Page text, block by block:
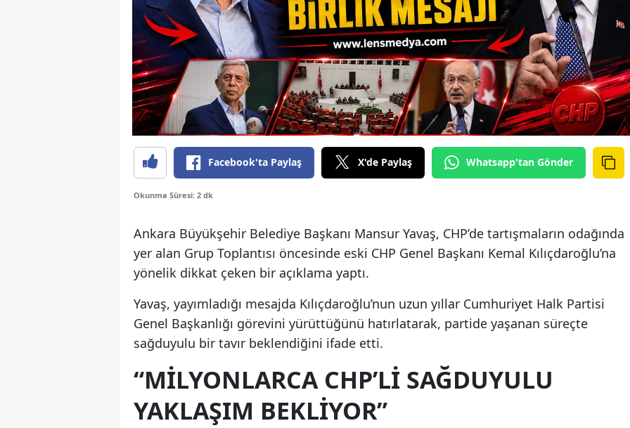
Facebook'ta Paylaş X'de Paylaş Whatsapp'tan Gönder
Okunma Süresi: 2 dk
Ankara Büyükşehir Belediye Başkanı Mansur Yavaş, CHP’de tartışmaların odağında
yer alan Grup Toplantısı öncesinde eski CHP Genel Başkanı Kemal Kılıçdaroğlu’na
yönelik dikkat çeken bir açıklama yaptı.
Yavaş, yayımladığı mesajda Kılıçdaroğlu’nun uzun yıllar Cumhuriyet Halk Partisi
Genel Başkanlığı görevini yürüttüğünü hatırlatarak, partide yaşanan süreçte
sağduyulu bir tavır beklendiğini ifade etti.
“MİLYONLARCA CHP’Lİ SAĞDUYULU
YAKLAŞIM BEKLİYOR”